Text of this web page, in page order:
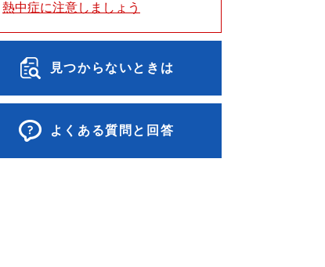
熱中症に注意しましょう
見つからないときは
よくある質問と回答